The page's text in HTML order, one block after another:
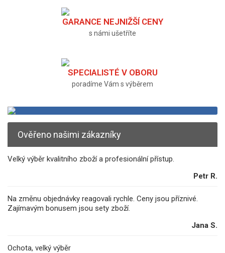
GARANCE NEJNIŽŠÍ CENY
s námi ušetříte
SPECIALISTÉ V OBORU
poradíme Vám s výběrem
Ověřeno našimi zákazníky
Velký výběr kvalitního zboží a profesionální přístup.
Petr R.
Na změnu objednávky reagovali rychle. Ceny jsou příznivé.
Zajímavým bonusem jsou sety zboží.
Jana S.
Ochota, velký výběr